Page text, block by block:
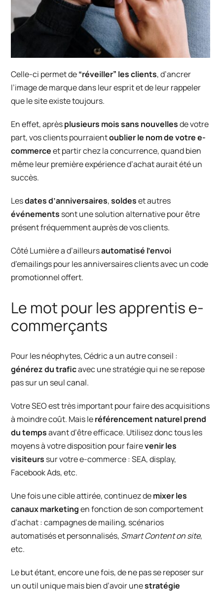
Celle-ci permet de“réveiller” les clients, d’ancrer
l’image de marque dans leur esprit et de leur rappeler
que le site existe toujours.
En effet, aprèsplusieurs mois sans nouvellesde votre
part, vos clients pourraientoublier le nom de votre e-
commerceet partir chez la concurrence, quand bien
même leur première expérience d’achat aurait été un
succès.
Lesdates d’anniversaires,soldeset autres
événements sont une solution alternative pour être
présent fréquemment auprès de vos clients.
Côté Lumièrea d’ailleursautomatisé l’envoi
d’emailings pour les anniversaires clients avec un code
promotionnel offert.
Le mot pour les apprentis e-
commerçants
Pour les néophytes, Cédric a un autre conseil :
générez du traficavec une stratégie qui ne se repose
pas sur un seul canal.
Votre SEO est très important pour faire des acquisitions
à moindre coût. Mais leréférencement naturel prend
du tempsavant d’être efficace. Utilisez donc tous les
moyens à votre disposition pour fairevenir les
visiteurs sur votre e-commerce : SEA, display,
Facebook Ads, etc.
Une fois une cible attirée, continuez demixer les
canaux marketingen fonction de son comportement
d’achat :campagnes de mailing, scénarios
automatisés et personnalisés, Smart Content on site,
etc.
Le but étant, encore une fois, de ne pas se reposer sur
un outil unique mais bien d’avoir unestratégie